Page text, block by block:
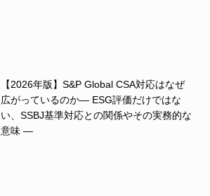
【2026年版】S&P Global CSA対応はなぜ
広がっているのか― ESG評価だけではな
い、SSBJ基準対応との関係やその実務的な
意味 ―